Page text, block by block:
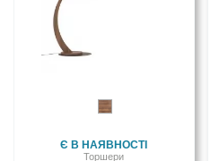
Є В НАЯВНОСТІ
Торшери